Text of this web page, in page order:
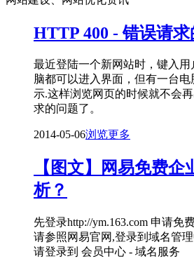
HTTP 400 - 错误请
最近登陆一个新网站时，键入
脑都可以进入界面，但有一台
示.这样浏览网页的时候就不会
求的问题了。
2014-05-06浏览更多
【图文】网易免费
析？
先登录http://ym.163.com 申请免
请参照网易官网,登录到域名管
请登录到 会员中心 - 域名服务